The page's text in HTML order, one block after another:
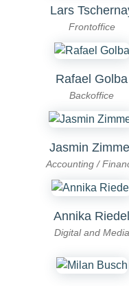
Lars
Frontoffice
Rafael Golba
Backoffice
Jasmin
Accounting /
Annika Riedel
Digital and Media